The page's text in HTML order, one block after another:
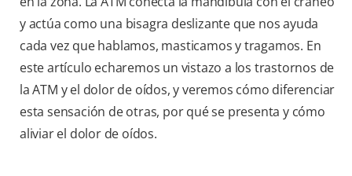
y actúa como una bisagra deslizante que nos ayuda
cada vez que hablamos, masticamos y tragamos. En
este artículo echaremos un vistazo a los trastornos de
la ATM y el dolor de oídos, y veremos cómo diferenciar
esta sensación de otras, por qué se presenta y cómo
aliviar el dolor de oídos.